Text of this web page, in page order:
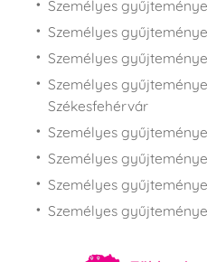
Személyes
Személyes
Személyes
Személyes gyűjteménye
Székesfehérvár
Személyes
Személyes
Személyes
Személyes